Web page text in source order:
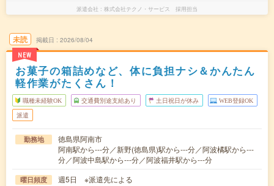
派遣会社 株式会社テクノ・サービス 採用担当
未読
NEW
掲載日 2026/08/04
お菓子の箱詰めなど、体に負担ナシ＆かんたん
軽作業がたくさん！
職種未経験OK 交通費別途支給あり 土日祝日が休み WEB登録OK
派遣
勤務地
徳島県阿南市
阿南駅から---分／新野(徳島県)駅から---分／阿波橘駅から---
分／阿波中島駅から---分／阿波福井駅から---分
曜日頻度 週5日 ※派遣先による